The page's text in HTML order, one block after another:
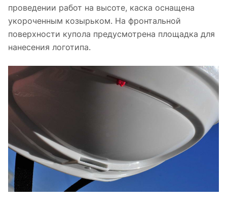
проведении работ на высоте, каска оснащена
укороченным козырьком. На фронтальной
поверхности купола предусмотрена площадка для
нанесения логотипа.